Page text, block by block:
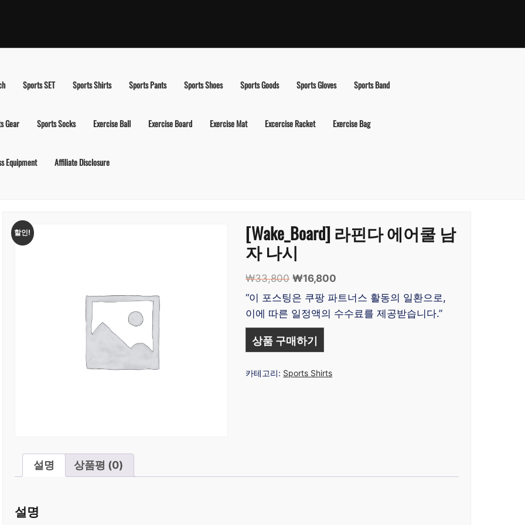
Sports SET Sports Shirts Sports Pants Sports Shoes Sports Goods Sports Gloves Sports Band
Gear Sports Socks Exercise Ball Exercise Board Exercise Mat Excercise Racket Exercise Bag
Equipment Affiliate Disclosure
할인! [Wake_Board] 라핀다 에어쿨 남
자 나시
₩33,800 원
래
가
격:
₩33,800.
₩16,800
재
가
격:
“이 포스팅은 쿠팡 파트너스 활동의 일환으로,
이에 따른 일정액의 수수료를 제공받습니다.”
상품 구매하기
카테고리: Sports Shirts
설명 상품평 (0)
설명